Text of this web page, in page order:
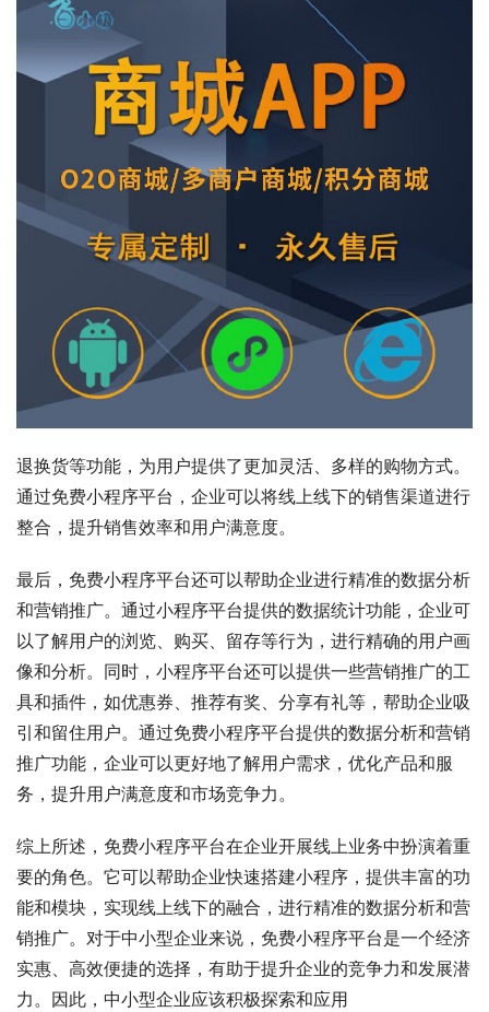
退换货等功能，为用户提供了更加灵活、多样的购物方式。
通过免费小程序平台，企业可以将线上线下的销售渠道进行
整合，提升销售效率和用户满意度。
最后，免费小程序平台还可以帮助企业进行精准的数据分析
和营销推广。通过小程序平台提供的数据统计功能，企业可
以了解用户的浏览、购买、留存等行为，进行精确的用户画
像和分析。同时，小程序平台还可以提供一些营销推广的工
具和插件，如优惠券、推荐有奖、分享有礼等，帮助企业吸
引和留住用户。通过免费小程序平台提供的数据分析和营销
推广功能，企业可以更好地了解用户需求，优化产品和服
务，提升用户满意度和市场竞争力。
综上所述，免费小程序平台在企业开展线上业务中扮演着重
要的角色。它可以帮助企业快速搭建小程序，提供丰富的功
能和模块，实现线上线下的融合，进行精准的数据分析和营
销推广。对于中小型企业来说，免费小程序平台是一个经济
实惠、高效便捷的选择，有助于提升企业的竞争力和发展潜
力。因此，中小型企业应该积极探索和应用